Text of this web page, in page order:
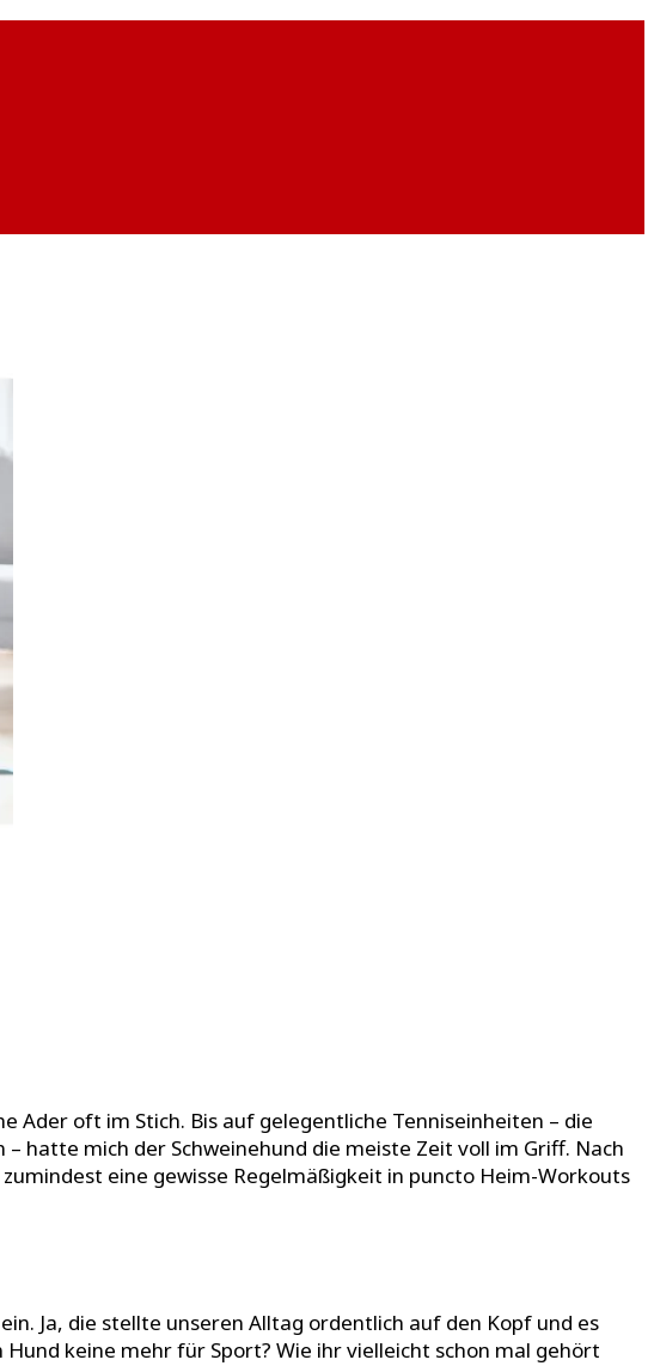
Ader oft im Stich. Bis auf gelegentliche Tenniseinheiten – die
hatte mich der Schweinehund die meiste Zeit voll im Griff. Nach
eine gewisse Regelmäßigkeit in puncto Heim-Workouts
Ja, die stellte unseren Alltag ordentlich auf den Kopf und es
keine mehr für Sport? Wie ihr vielleicht schon mal gehört